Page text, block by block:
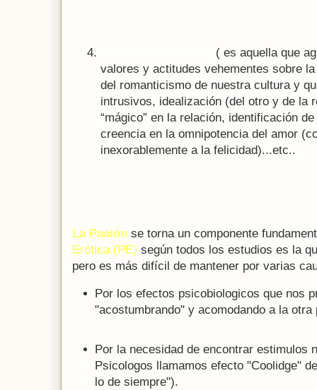
( es aquella que
valores y actitudes vehementes sobre
del romanticismo de nuestra cultura y
intrusivos, idealización (del otro y de la
“mágico” en la relación, identificación
creencia en la omnipotencia del amor
inexorablemente a la felicidad)...etc..
La Pasión se torna un componente
Erótica (PE) según todos los estudios es la
pero es más difícil de mantener por varias
Por los efectos psicobiologicos que nos
"acostumbrando" y acomodando a la otra
Por la necesidad de encontrar estimulos
Psicologos llamamos efecto "Coolidge"
lo de siempre").